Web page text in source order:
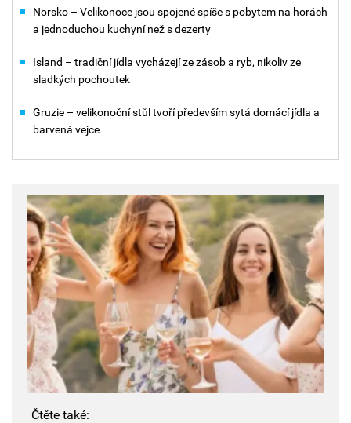
Norsko – Velikonoce jsou spojené spíše s pobytem na horách
a jednoduchou kuchyní než s dezerty
Island – tradiční jídla vycházejí ze zásob a ryb, nikoliv ze
sladkých pochoutek
Gruzie – velikonoční stůl tvoří především sytá domácí jídla a
barvená vejce
Čtěte také: